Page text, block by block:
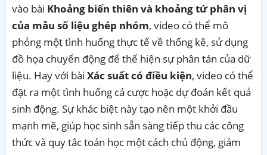
vào bài Khoảng biến thiên và khoảng tứ phân vị
của mẫu số liệu ghép nhóm, video có thể mô
phỏng một tình huống thực tế về thống kê, sử dụng
đồ họa chuyển động để thể hiện sự phân tán của dữ
liệu. Hay với bài Xác suất có điều kiện, video có thể
đặt ra một tình huống cá cược hoặc dự đoán kết quả
sinh động. Sự khác biệt này tạo nên một khởi đầu
mạnh mẽ, giúp học sinh sẵn sàng tiếp thu các công
thức và quy tắc toán học một cách chủ động, giảm